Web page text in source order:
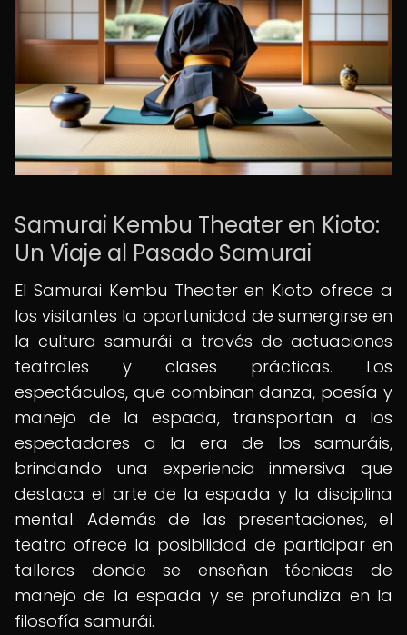
Samurai Kembu Theater en Kioto:
Un Viaje al Pasado Samurai
El Samurai Kembu Theater en Kioto ofrece a
los visitantes la oportunidad de sumergirse en
la cultura samurái a través de actuaciones
teatrales y clases prácticas. Los
espectáculos, que combinan danza, poesía y
manejo de la espada, transportan a los
espectadores a la era de los samuráis,
brindando una experiencia inmersiva que
destaca el arte de la espada y la disciplina
mental. Además de las presentaciones, el
teatro ofrece la posibilidad de participar en
talleres donde se enseñan técnicas de
manejo de la espada y se profundiza en la
filosofía samurái.